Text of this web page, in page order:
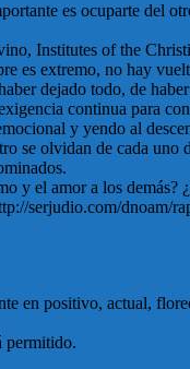
es ocuparte del
Institutes of the
es extremo, no hay
dejado todo, de
continua para
y yendo al
se olvidan de cada
y el amor a los
serjudio.com/dnoam/
en positivo, actual,
permitido.